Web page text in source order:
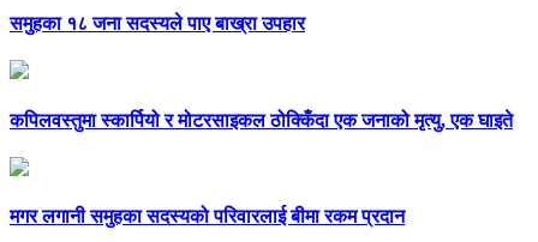
समुहका १८ जना सदस्यले पाए बाख्रा उपहार
कपिलवस्तुमा स्कार्पियो र मोटरसाइकल ठोक्किँदा एक जनाको मृत्यु, एक घाइते
मगर लगानी समुहका सदस्यको परिवारलाई बीमा रकम प्रदान